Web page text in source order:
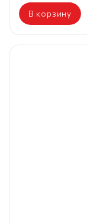
В корзину